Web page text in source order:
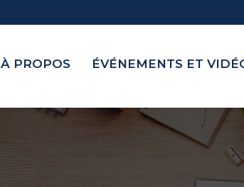
À PROPOS ÉVÉNEMENTS ET